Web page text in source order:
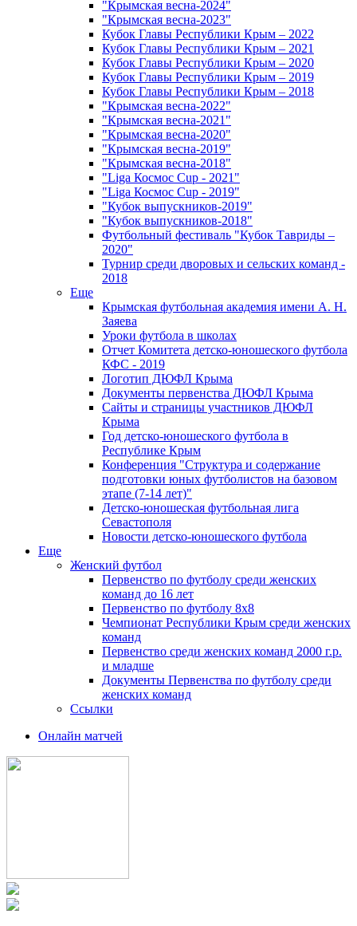
"Крымская весна-2024"
"Крымская весна-2023"
Кубок Главы Республики Крым – 2022
Кубок Главы Республики Крым – 2021
Кубок Главы Республики Крым – 2020
Кубок Главы Республики Крым – 2019
Кубок Главы Республики Крым – 2018
"Крымская весна-2022"
"Крымская весна-2021"
"Крымская весна-2020"
"Крымская весна-2019"
"Крымская весна-2018"
"Liga Космос Cup - 2021"
"Liga Космос Cup - 2019"
"Кубок выпускников-2019"
"Кубок выпускников-2018"
Футбольный фестиваль "Кубок Тавриды –
2020"
Турнир среди дворовых и сельских команд -
2018
Еще
Крымская футбольная академия имени А. Н.
Заяева
Уроки футбола в школах
Отчет Комитета детско-юношеского футбола
КФС - 2019
Логотип ДЮФЛ Крыма
Документы первенства ДЮФЛ Крыма
Сайты и страницы участников ДЮФЛ
Крыма
Год детско-юношеского футбола в
Республике Крым
Конференция "Структура и содержание
подготовки юных футболистов на базовом
этапе (7-14 лет)"
Детско-юношеская футбольная лига
Севастополя
Новости детско-юношеского футбола
Еще
Женский футбол
Первенство по футболу среди женских
команд до 16 лет
Первенство по футболу 8х8
Чемпионат Республики Крым среди женских
команд
Первенство среди женских команд 2000 г.р.
и младше
Документы Первенства по футболу среди
женских команд
Ссылки
Онлайн матчей